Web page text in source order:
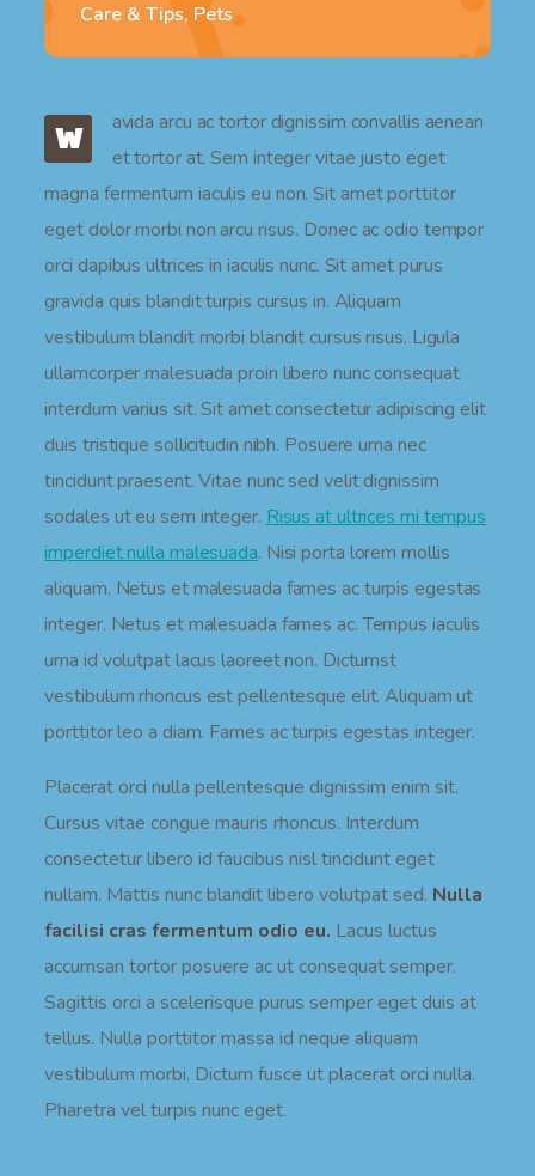
Care & Tips, Pets
W
avida arcu ac tortor dignissim convallis aenean
et tortor at. Sem integer vitae justo eget
magna fermentum iaculis eu non. Sit amet porttitor
eget dolor morbi non arcu risus. Donec ac odio tempor
orci dapibus ultrices in iaculis nunc. Sit amet purus
gravida quis blandit turpis cursus in. Aliquam
vestibulum blandit morbi blandit cursus risus. Ligula
ullamcorper malesuada proin libero nunc consequat
interdum varius sit. Sit amet consectetur adipiscing elit
duis tristique sollicitudin nibh. Posuere urna nec
tincidunt praesent. Vitae nunc sed velit dignissim
sodales ut eu sem integer. Risus at ultrices mi tempus
imperdiet nulla malesuada. Nisi porta lorem mollis
aliquam. Netus et malesuada fames ac turpis egestas
integer. Netus et malesuada fames ac. Tempus iaculis
urna id volutpat lacus laoreet non. Dictumst
vestibulum rhoncus est pellentesque elit. Aliquam ut
porttitor leo a diam. Fames ac turpis egestas integer.
Placerat orci nulla pellentesque dignissim enim sit.
Cursus vitae congue mauris rhoncus. Interdum
consectetur libero id faucibus nisl tincidunt eget
nullam. Mattis nunc blandit libero volutpat sed. Nulla
facilisi cras fermentum odio eu. Lacus luctus
accumsan tortor posuere ac ut consequat semper.
Sagittis orci a scelerisque purus semper eget duis at
tellus. Nulla porttitor massa id neque aliquam
vestibulum morbi. Dictum fusce ut placerat orci nulla.
Pharetra vel turpis nunc eget.